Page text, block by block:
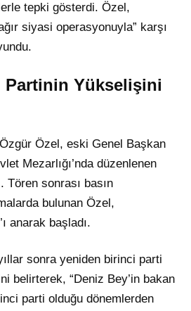
tepki gösterdi. Özel,
siyasi operasyonuyla” karşı
Partinin Yükselişini
Özel, eski Genel Başkan
Mezarlığı’nda düzenlenen
Tören sonrası basın
bulunan Özel,
anarak başladı.
sonra yeniden birinci parti
belirterek, “Deniz Bey’in bakan
parti olduğu dönemlerden